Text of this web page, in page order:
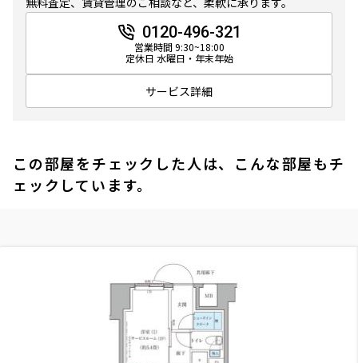
0120-496-321
営業時間 9:30~18:00
定休日 水曜日・年末年始
サービス詳細
この部屋をチェックした人は、こんな部屋もチ
ェックしています。